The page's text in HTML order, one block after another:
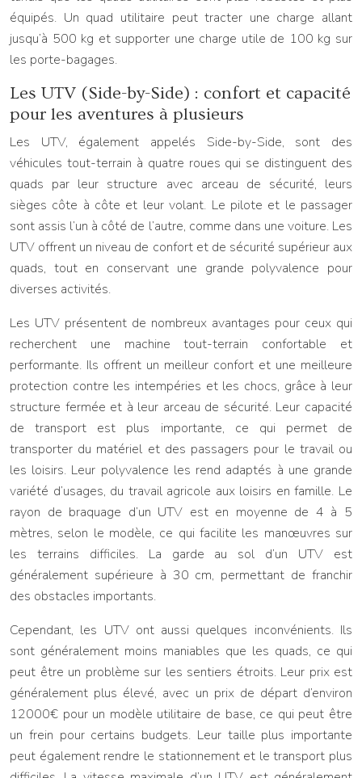
équipés. Un quad utilitaire peut tracter une charge allant
jusqu’à 500 kg et supporter une charge utile de 100 kg sur
les porte-bagages.
Les UTV (Side-by-Side) : confort et capacité
pour les aventures à plusieurs
Les UTV, également appelés Side-by-Side, sont des
véhicules tout-terrain à quatre roues qui se distinguent des
quads par leur structure avec arceau de sécurité, leurs
sièges côte à côte et leur volant. Le pilote et le passager
sont assis l’un à côté de l’autre, comme dans une voiture. Les
UTV offrent un niveau de confort et de sécurité supérieur aux
quads, tout en conservant une grande polyvalence pour
diverses activités.
Les UTV présentent de nombreux avantages pour ceux qui
recherchent une machine tout-terrain confortable et
performante. Ils offrent un meilleur confort et une meilleure
protection contre les intempéries et les chocs, grâce à leur
structure fermée et à leur arceau de sécurité. Leur capacité
de transport est plus importante, ce qui permet de
transporter du matériel et des passagers pour le travail ou
les loisirs. Leur polyvalence les rend adaptés à une grande
variété d’usages, du travail agricole aux loisirs en famille. Le
rayon de braquage d’un UTV est en moyenne de 4 à 5
mètres, selon le modèle, ce qui facilite les manœuvres sur
les terrains difficiles. La garde au sol d’un UTV est
généralement supérieure à 30 cm, permettant de franchir
des obstacles importants.
Cependant, les UTV ont aussi quelques inconvénients. Ils
sont généralement moins maniables que les quads, ce qui
peut être un problème sur les sentiers étroits. Leur prix est
généralement plus élevé, avec un prix de départ d’environ
12000€ pour un modèle utilitaire de base, ce qui peut être
un frein pour certains budgets. Leur taille plus importante
peut également rendre le stationnement et le transport plus